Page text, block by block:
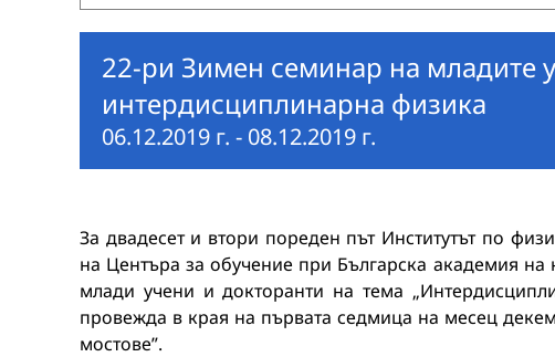
22-ри Зимен семинар на младите
интердисциплинарна физика
06.12.2019 г. - 08.12.2019 г.
За двадесет и втори пореден път Институтът по
на Центъра за обучение при Българска академия
млади учени и докторанти на тема
провежда в края на първата седмица на месец
мостове”.